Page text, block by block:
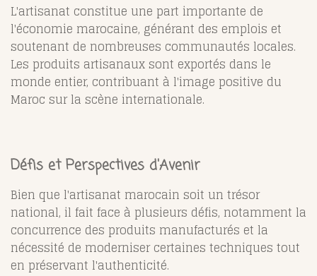
L'artisanat constitue une part importante de
l'économie marocaine, générant des emplois et
soutenant de nombreuses communautés locales.
Les produits artisanaux sont exportés dans le
monde entier, contribuant à l'image positive du
Maroc sur la scène internationale.
Défis et Perspectives d'Avenir
Bien que l'artisanat marocain soit un trésor
national, il fait face à plusieurs défis, notamment la
concurrence des produits manufacturés et la
nécessité de moderniser certaines techniques tout
en préservant l'authenticité.